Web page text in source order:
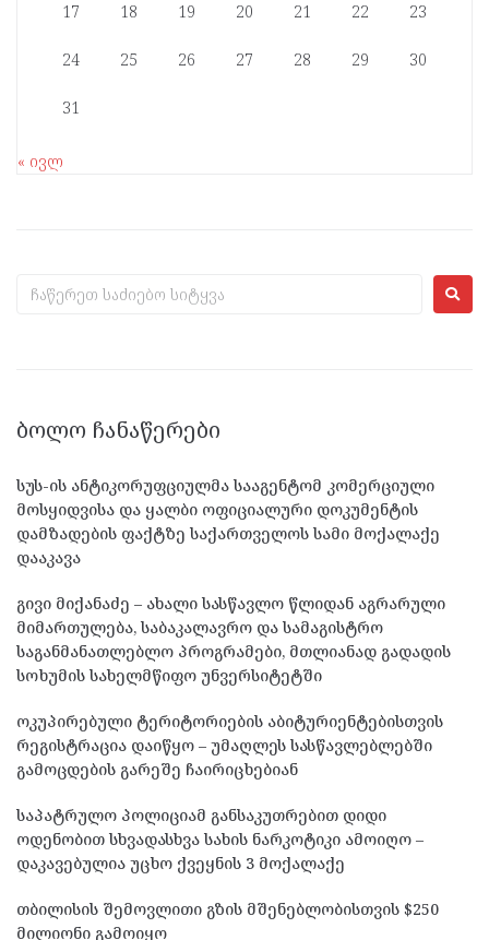
17 18 19 20 21 22 23
24 25 26 27 28 29 30
31
« ივლ
ᲑᲝᲚᲝ ᲩᲐᲜᲐᲬᲔᲠᲔᲑᲘ
სუს-ის ანტიკორუფციულმა სააგენტომ კომერციული
მოსყიდვისა და ყალბი ოფიციალური დოკუმენტის
დამზადების ფაქტზე საქართველოს სამი მოქალაქე
დააკავა
გივი მიქანაძე – ახალი სასწავლო წლიდან აგრარული
მიმართულება, საბაკალავრო და სამაგისტრო
საგანმანათლებლო პროგრამები, მთლიანად გადადის
სოხუმის სახელმწიფო უნვერსიტეტში
ოკუპირებული ტერიტორიების აბიტურიენტებისთვის
რეგისტრაცია დაიწყო – უმაღლეს სასწავლებლებში
გამოცდების გარეშე ჩაირიცხებიან
საპატრულო პოლიციამ განსაკუთრებით დიდი
ოდენობით სხვადასხვა სახის ნარკოტიკი ამოიღო –
დაკავებულია უცხო ქვეყნის 3 მოქალაქე
თბილისის შემოვლითი გზის მშენებლობისთვის $250
მილიონი გამოიყო